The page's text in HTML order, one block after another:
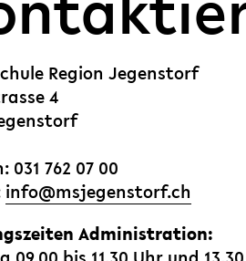
Region Jegenstorf
4
031 762 07 00
nf msj g nst rfch
Administration: